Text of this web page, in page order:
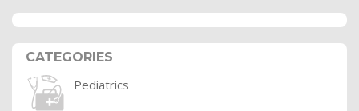
CATEGORIES
Pediatrics